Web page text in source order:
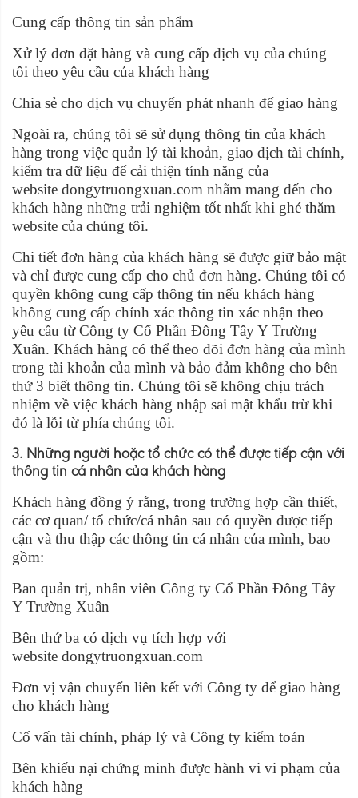
Cung cấp thông tin sản phẩm
Xử lý đơn đặt hàng và cung cấp dịch vụ của chúng
tôi theo yêu cầu của khách hàng
Chia sẻ cho dịch vụ chuyển phát nhanh để giao hàng
Ngoài ra, chúng tôi sẽ sử dụng thông tin của khách
hàng trong việc quản lý tài khoản, giao dịch tài chính,
kiểm tra dữ liệu để cải thiện tính năng của
website dongytruongxuan.com nhằm mang đến cho
khách hàng những trải nghiệm tốt nhất khi ghé thăm
website của chúng tôi.
Chi tiết đơn hàng của khách hàng sẽ được giữ bảo mật
và chỉ được cung cấp cho chủ đơn hàng. Chúng tôi có
quyền không cung cấp thông tin nếu khách hàng
không cung cấp chính xác thông tin xác nhận theo
yêu cầu từ Công ty Cổ Phần Đông Tây Y Trường
Xuân. Khách hàng có thể theo dõi đơn hàng của mình
trong tài khoản của mình và bảo đảm không cho bên
thứ 3 biết thông tin. Chúng tôi sẽ không chịu trách
nhiệm về việc khách hàng nhập sai mật khẩu trừ khi
đó là lỗi từ phía chúng tôi.
3. Những người hoặc tổ chức có thể được tiếp cận với
thông tin cá nhân của khách hàng
Khách hàng đồng ý rằng, trong trường hợp cần thiết,
các cơ quan/ tổ chức/cá nhân sau có quyền được tiếp
cận và thu thập các thông tin cá nhân của mình, bao
gồm:
Ban quản trị, nhân viên Công ty Cổ Phần Đông Tây
Y Trường Xuân
Bên thứ ba có dịch vụ tích hợp với
website dongytruongxuan.com
Đơn vị vận chuyển liên kết với Công ty để giao hàng
cho khách hàng
Cố vấn tài chính, pháp lý và Công ty kiểm toán
Bên khiếu nại chứng minh được hành vi vi phạm của
khách hàng